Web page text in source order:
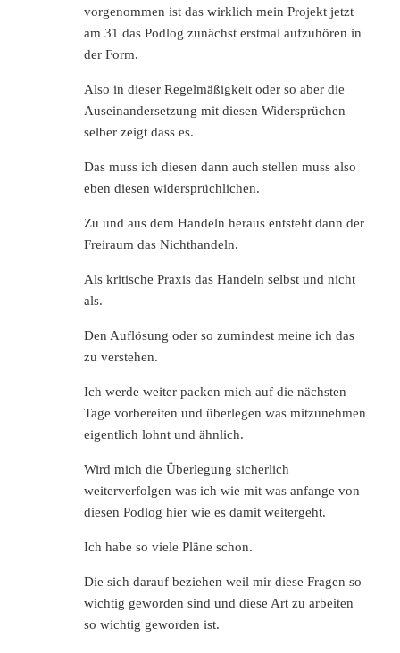
vorgenommen ist das wirklich mein Projekt jetzt
am 31 das Podlog zunächst erstmal aufzuhören in
der Form.
Also in dieser Regelmäßigkeit oder so aber die
Auseinandersetzung mit diesen Widersprüchen
selber zeigt dass es.
Das muss ich diesen dann auch stellen muss also
eben diesen widersprüchlichen.
Zu und aus dem Handeln heraus entsteht dann der
Freiraum das Nichthandeln.
Als kritische Praxis das Handeln selbst und nicht
als.
Den Auflösung oder so zumindest meine ich das
zu verstehen.
Ich werde weiter packen mich auf die nächsten
Tage vorbereiten und überlegen was mitzunehmen
eigentlich lohnt und ähnlich.
Wird mich die Überlegung sicherlich
weiterverfolgen was ich wie mit was anfange von
diesen Podlog hier wie es damit weitergeht.
Ich habe so viele Pläne schon.
Die sich darauf beziehen weil mir diese Fragen so
wichtig geworden sind und diese Art zu arbeiten
so wichtig geworden ist.